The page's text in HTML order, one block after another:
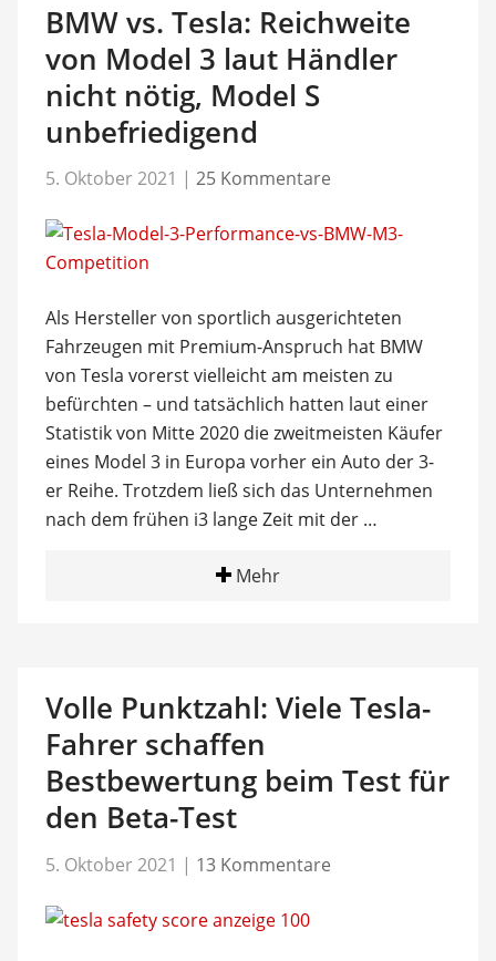
BMW vs. Tesla: Reichweite
von Model 3 laut Händler
nicht nötig, Model S
unbefriedigend
5. Oktober 2021 | 25 Kommentare
Als Hersteller von sportlich ausgerichteten
Fahrzeugen mit Premium-Anspruch hat BMW
von Tesla vorerst vielleicht am meisten zu
befürchten – und tatsächlich hatten laut einer
Statistik von Mitte 2020 die zweitmeisten Käufer
eines Model 3 in Europa vorher ein Auto der 3-
er Reihe. Trotzdem ließ sich das Unternehmen
nach dem frühen i3 lange Zeit mit der …
Mehr
Volle Punktzahl: Viele Tesla-
Fahrer schaffen
Bestbewertung beim Test für
den Beta-Test
5. Oktober 2021 | 13 Kommentare